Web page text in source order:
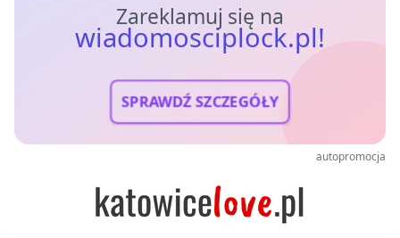
Zareklamuj się na
wiadomosciplock.pl!
SPRAWDŹ SZCZEGÓŁY
autopromocja